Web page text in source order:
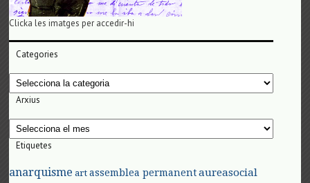
Clicka les imatges per accedir-hi
Categories
Categories
Arxius
Arxius
Etiquetes
anarquisme art assemblea permanent aureasocial